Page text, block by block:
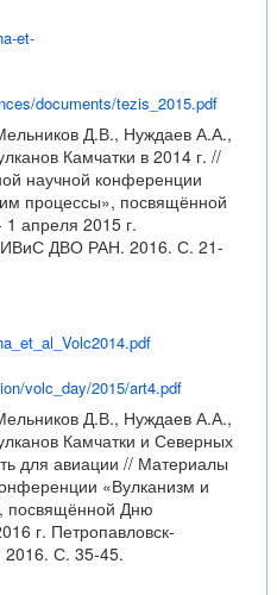
et-
documents/tezis_2015.pdf
Д.В., Нуждаев А.А.,
Камчатки в 2014 г. //
научной конференции
процессы», посвящённой
апреля 2015 г.
ИВиС ДВО РАН. 2016. С. 21-
volc_day/2015/art4.pdf
Д.В., Нуждаев А.А.,
Камчатки и Северных
для авиации // Материалы
«Вулканизм и
посвящённой Дню
г. Петропавловск-
С. 35-45.